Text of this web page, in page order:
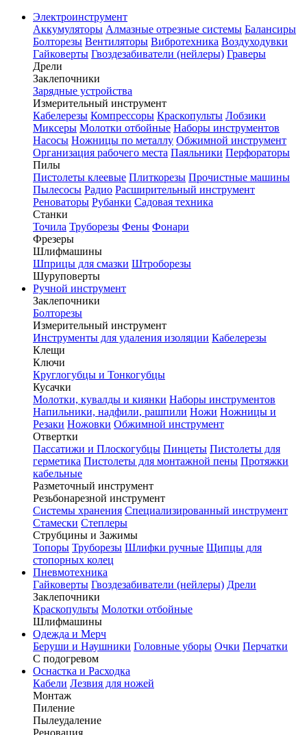
Электроинструмент
Аккумуляторы Алмазные отрезные системы Балансиры
Болторезы Вентиляторы Вибротехника Воздуходувки
Гайковерты Гвоздезабиватели (нейлеры) Граверы
Дрели
Заклепочники
Зарядные устройства
Измерительный инструмент
Кабелерезы Компрессоры Краскопульты Лобзики
Миксеры Молотки отбойные Наборы инструментов
Насосы Ножницы по металлу Обжимной инструмент
Организация рабочего места Паяльники Перфораторы
Пилы
Пистолеты клеевые Плиткорезы Прочистные машины
Пылесосы Радио Расширительный инструмент
Реноваторы Рубанки Садовая техника
Станки
Точила Труборезы Фены Фонари
Фрезеры
Шлифмашины
Шприцы для смазки Штроборезы
Шуруповерты
Ручной инструмент
Заклепочники
Болторезы
Измерительный инструмент
Инструменты для удаления изоляции Кабелерезы
Клещи
Ключи
Круглогубцы и Тонкогубцы
Кусачки
Молотки, кувалды и киянки Наборы инструментов
Напильники, надфили, рашпили Ножи Ножницы и
Резаки Ножовки Обжимной инструмент
Отвертки
Пассатижи и Плоскогубцы Пинцеты Пистолеты для
герметика Пистолеты для монтажной пены Протяжки
кабельные
Разметочный инструмент
Резьбонарезной инструмент
Системы хранения Специализированный инструмент
Стамески Степлеры
Струбцины и Зажимы
Топоры Труборезы Шлифки ручные Щипцы для
стопорных колец
Пневмотехника
Гайковерты Гвоздезабиватели (нейлеры) Дрели
Заклепочники
Краскопульты Молотки отбойные
Шлифмашины
Одежда и Мерч
Беруши и Наушники Головные уборы Очки Перчатки
С подогревом
Оснастка и Расходка
Кабели Лезвия для ножей
Монтаж
Пиление
Пылеудаление
Реновация